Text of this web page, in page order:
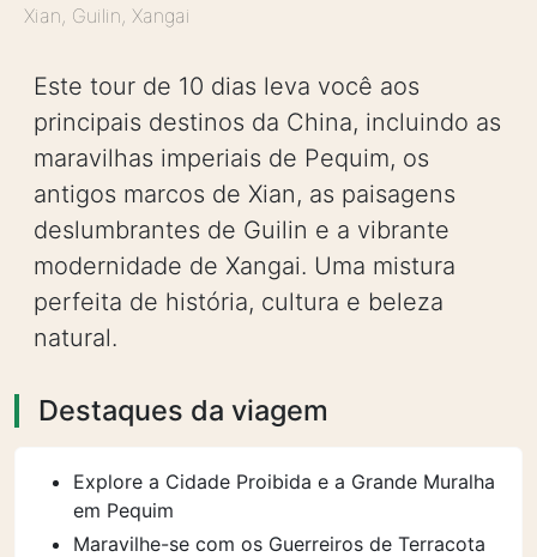
Xian, Guilin, Xangai
Este tour de 10 dias leva você aos
principais destinos da China, incluindo as
maravilhas imperiais de Pequim, os
antigos marcos de Xian, as paisagens
deslumbrantes de Guilin e a vibrante
modernidade de Xangai. Uma mistura
perfeita de história, cultura e beleza
natural.
Destaques da viagem
Explore a Cidade Proibida e a Grande Muralha
em Pequim
Maravilhe-se com os Guerreiros de Terracota